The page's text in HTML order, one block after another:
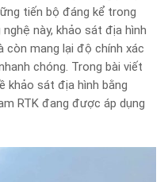
tiến bộ đáng kể trong
này, khảo sát địa hình
còn mang lại độ chính xác
chóng. Trong bài viết
khảo sát địa hình bằng
RTK đang được áp dụng